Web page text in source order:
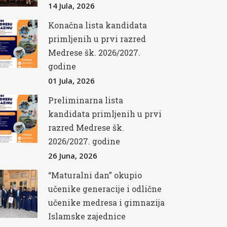
14 Jula, 2026
Konačna lista kandidata
primljenih u prvi razred
Medrese šk. 2026/2027.
godine
01 Jula, 2026
Preliminarna lista
kandidata primljenih u prvi
razred Medrese šk.
2026/2027. godine
26 Juna, 2026
“Maturalni dan” okupio
učenike generacije i odlične
učenike medresa i gimnazija
Islamske zajednice